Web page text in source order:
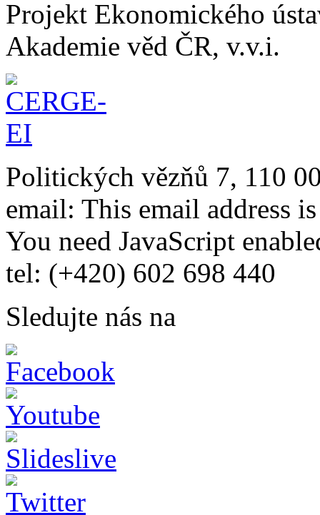
Projekt Ekonomického
Akademie věd ČR, v.v.i.
Politických vězňů 7, 110
email: This email address
You need JavaScript
tel: (+420) 602 698 440
Sledujte nás na